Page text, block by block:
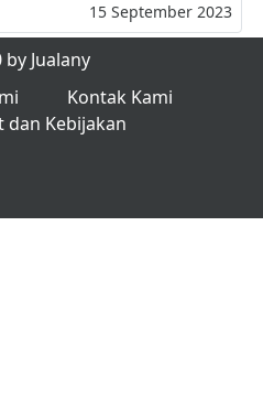
15 September 2023
Jualany
Kontak Kami
dan Kebijakan